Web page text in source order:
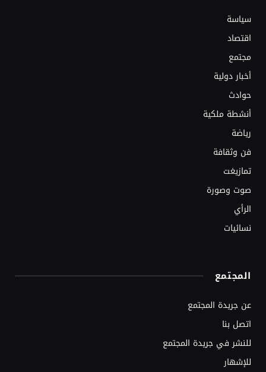
سياسة
اقتصاد
مجتمع
أخبار دولية
حوادث
أنشطة ملكية
رياضة
فن وثقافة
تمازيغت
صوت وصورة
الرأي
نسائيات
المجتمع
عن جريدة المجتمع
اتصل بنا
للنشر في جريدة المجتمع
للإشهار